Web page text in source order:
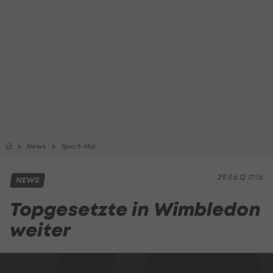
News Sport-Mix
29.06.12 17:16
NEWS
Topgesetzte in Wimbledon
weiter